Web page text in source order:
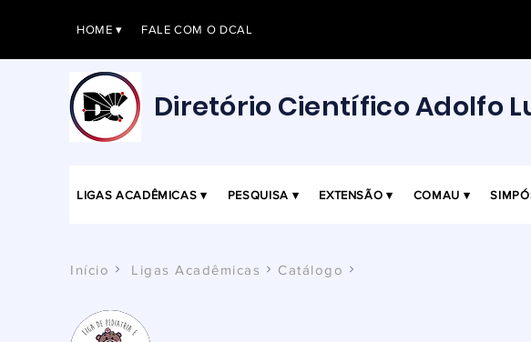
HOME ▾ FALE COM O DCAL
LIGAS ACADÊMICAS ▾ PESQUISA ▾ EXTENSÃO ▾ COMAU ▾
Diretório Científico Adolfo
Início Ligas Acadêmicas Catálogo